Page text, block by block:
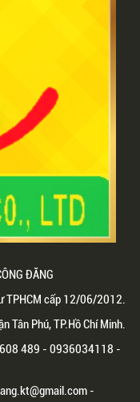
ĐĂNG
TPHCM cấp 12/06/2012.
Tân Phú, TP.Hồ Chí Minh.
489 - 0936034118 -
-